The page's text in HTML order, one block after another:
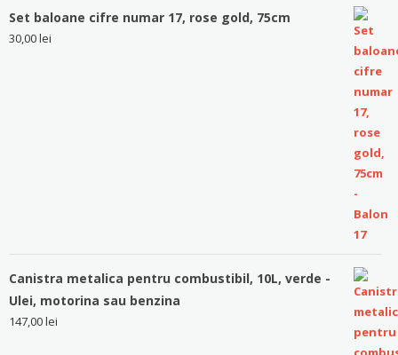
Set baloane cifre numar 17, rose gold, 75cm
30,00lei
Canistra metalica pentru combustibil, 10L, verde -
Ulei, motorina sau benzina
147,00lei